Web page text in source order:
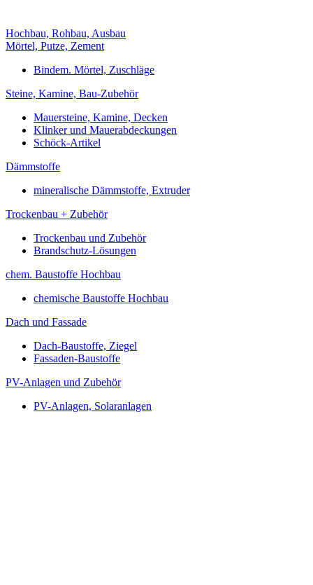
Hochbau, Rohbau, Ausbau
Mörtel, Putze, Zement
Bindem. Mörtel, Zuschläge
Steine, Kamine, Bau-Zubehör
Mauersteine, Kamine, Decken
Klinker und Mauerabdeckungen
Schöck-Artikel
Dämmstoffe
mineralische Dämmstoffe, Extruder
Trockenbau + Zubehör
Trockenbau und Zubehör
Brandschutz-Lösungen
chem. Baustoffe Hochbau
chemische Baustoffe Hochbau
Dach und Fassade
Dach-Baustoffe, Ziegel
Fassaden-Baustoffe
PV-Anlagen und Zubehör
PV-Anlagen, Solaranlagen